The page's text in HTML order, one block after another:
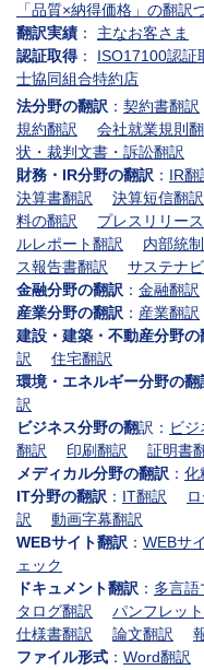
「品質×納得価格」の翻訳
翻訳実績 ： 主なお客さま
認証取得 ： ISO17100認証
士協同組合特約店
法分野の翻訳 ： 契約書翻訳
規約翻訳
会社就業規則
状・裁判文書・訴訟翻訳
財務・IR分野の翻訳 ： IR翻
決算書翻訳
決算短信翻訳
料の翻訳
プレスリリー
ルレポート翻訳
内部統
ス報告書翻訳
サステナ
金融分野の翻訳 ： 金融翻訳
産業分野の翻訳 ： 産業翻訳
建設・建築・不動産分野の
訳
住宅翻訳
環境・エネルギー分野の翻
訳
ビジネス分野の翻訳： ビジ
翻訳
印刷翻訳
証明書
メディカル分野の翻訳 ： 化
IT分野の翻訳 ： IT翻訳
訳
動画字幕翻訳
WEBサイト翻訳 ： WEBサ
ェック
ドキュメント翻訳 ： 多言語
タログ翻訳
パンフレッ
仕様書翻訳
論文翻訳
ファイル形式 ： Word翻訳